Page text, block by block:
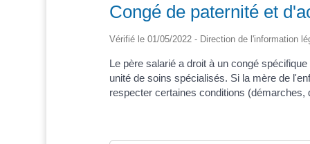
Congé de paternité et
Vérifié le 01/05/2022 - Direction de l'information
Le père salarié a droit à un congé
unité de soins spécialisés. Si la mère de
respecter certaines conditions